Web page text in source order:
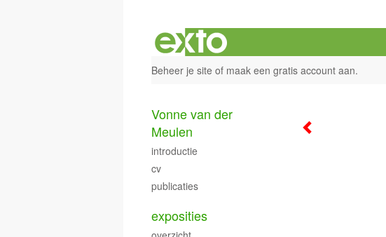
Beheer je site of maak een gratis account aan.
Vonne van der
Meulen
introductie
cv
publicaties
exposities